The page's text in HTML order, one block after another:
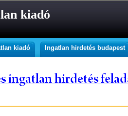
kiadó
kiadó Ingatlan hirdetés budapest